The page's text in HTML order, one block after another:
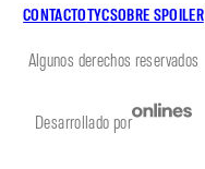
CONTACTOTYCSOBRE SPOILER
Algunos derechos reservados
Desarrollado por